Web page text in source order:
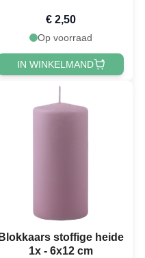
€ 2,50
Op voorraad
IN WINKELMAND
Blokkaars stoffige heide
1x - 6x12 cm